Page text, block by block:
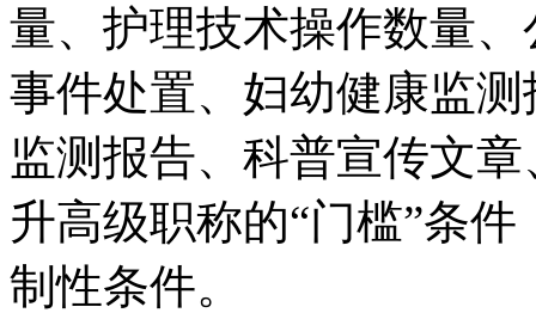
量、护理技术操作数量
事件处置、妇幼健康监
监测报告、科普宣传文
升高级职称的“门槛”条
制性条件。